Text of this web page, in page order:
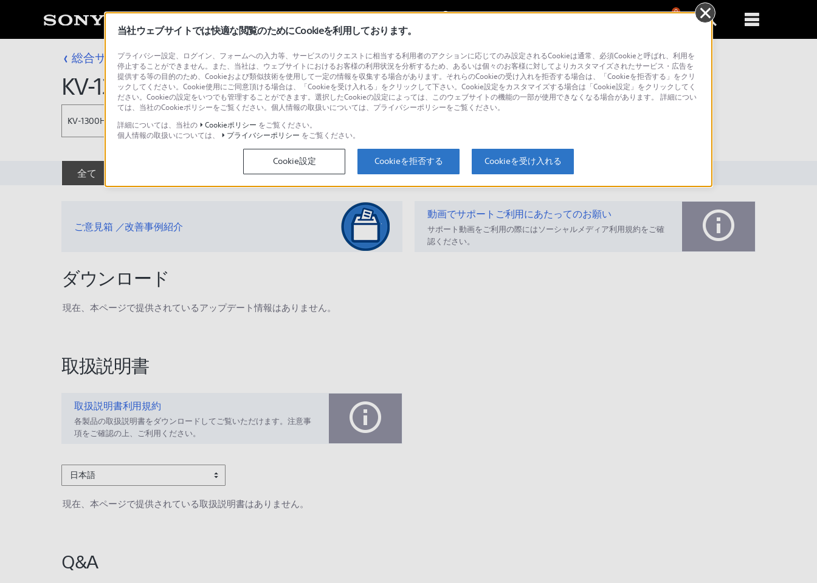
0
総合サポート・お問い合わせ テレビ＆プロジェクター
KV-1300H
KV-1300H
全て 取扱説明書 Q&A
ご意見箱 ／改善事例紹介
動画でサポートご利用にあたってのお願い
サポート動画をご利用の際にはソーシャルメディア利用規約をご確
認ください。
ダウンロード
現在、本ページで提供されているアップデート情報はありません。
取扱説明書
取扱説明書利用規約
各製品の取扱説明書をダウンロードしてご覧いただけます。注意事
項をご確認の上、ご利用ください。
日本語
現在、本ページで提供されている取扱説明書はありません。
Q&A
当社ウェブサイトでは快適な閲覧のためにCookieを利用しております。
プライバシー設定、ログイン、フォームへの入力等、サービスのリクエストに相当する利用者のアクションに応じてのみ設定されるCookieは通常、必須Cookieと呼ばれ、利用を
停止することができません。また、当社は、ウェブサイトにおけるお客様の利用状況を分析するため、あるいは個々のお客様に対してよりカスタマイズされたサービス・広告を
提供する等の目的のため、Cookieおよび類似技術を使用して一定の情報を収集する場合があります。それらのCookieの受け入れを拒否する場合は、「Cookieを拒否する」をクリ
ックしてください。Cookie使用にご同意頂ける場合は、「Cookieを受け入れる」をクリックして下さい。Cookie設定をカスタマイズする場合は「Cookie設定」をクリックしてく
ださい。Cookieの設定をいつでも管理することができます。選択したCookieの設定によっては、このウェブサイトの機能の一部が使用できなくなる場合があります。 詳細につい
ては、当社のCookieポリシーをご覧ください。個人情報の取扱いについては、プライバシーポリシーをご覧ください。
詳細については、当社の
Cookieポリシー をご覧ください。
個人情報の取扱いについては、
プライバシーポリシー をご覧ください。
Cookie設定 Cookieを拒否する Cookieを受け入れる